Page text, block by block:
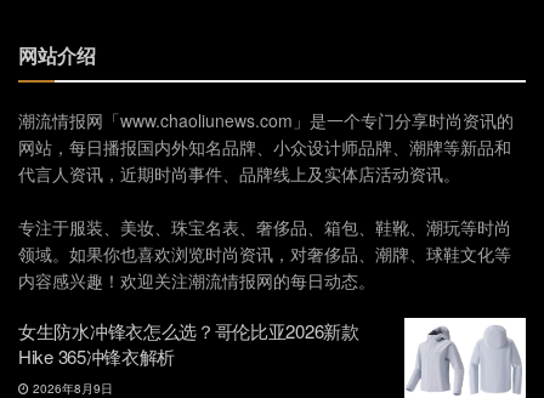
网站介绍
潮流情报网「www.chaoliunews.com」是一个专门分享时尚资讯的
网站，每日播报国内外知名品牌、小众设计师品牌、潮牌等新品和
代言人资讯，近期时尚事件、品牌线上及实体店活动资讯。
专注于服装、美妆、珠宝名表、奢侈品、箱包、鞋靴、潮玩等时尚
领域。如果你也喜欢浏览时尚资讯，对奢侈品、潮牌、球鞋文化等
内容感兴趣！欢迎关注潮流情报网的每日动态。
女生防水冲锋衣怎么选？哥伦比亚2026新款
Hike 365冲锋衣解析
2026年8月9日